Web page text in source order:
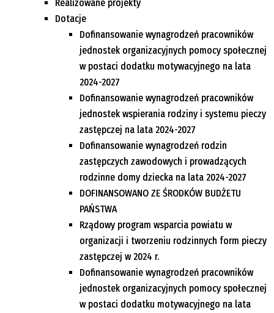
Realizowane projekty
Dotacje
Dofinansowanie wynagrodzeń pracowników
jednostek organizacyjnych pomocy społecznej
w postaci dodatku motywacyjnego na lata
2024-2027
Dofinansowanie wynagrodzeń pracowników
jednostek wspierania rodziny i systemu pieczy
zastępczej na lata 2024-2027
Dofinansowanie wynagrodzeń rodzin
zastępczych zawodowych i prowadzących
rodzinne domy dziecka na lata 2024-2027
DOFINANSOWANO ZE ŚRODKÓW BUDŻETU
PAŃSTWA
Rządowy program wsparcia powiatu w
organizacji i tworzeniu rodzinnych form pieczy
zastępczej w 2024 r.
Dofinansowanie wynagrodzeń pracowników
jednostek organizacyjnych pomocy społecznej
w postaci dodatku motywacyjnego na lata